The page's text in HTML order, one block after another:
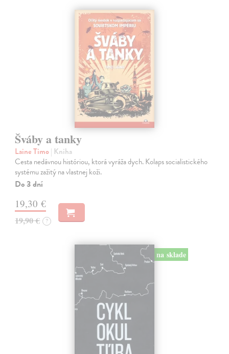
Šváby a tanky
Laine Timo| Kniha
Cesta nedávnou históriou, ktorá vyráža dych. Kolaps socialistického
systému zažitý na vlastnej koži.
Do 3 dní
19,30 €
19,90 € ?
na sklade